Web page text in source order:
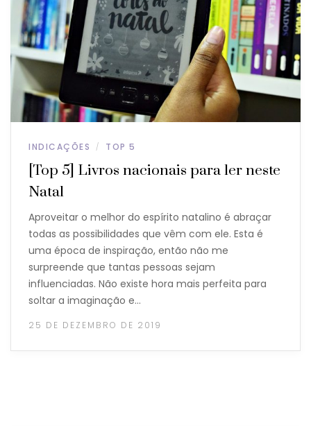
INDICAÇÕES / TOP 5
[Top 5] Livros nacionais para ler neste
Natal
Aproveitar o melhor do espírito natalino é abraçar
todas as possibilidades que vêm com ele. Esta é
uma época de inspiração, então não me
surpreende que tantas pessoas sejam
influenciadas. Não existe hora mais perfeita para
soltar a imaginação e…
25 DE DEZEMBRO DE 2019